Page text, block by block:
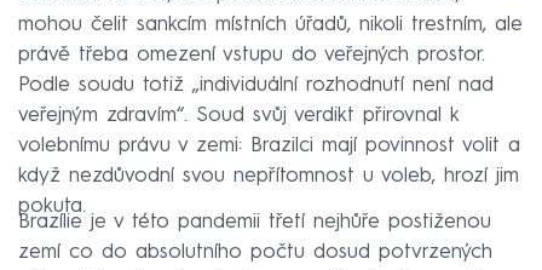
mohou čelit sankcím místních úřadů, nikoli trestním, ale
právě třeba omezení vstupu do veřejných prostor.
Podle soudu totiž „individuální rozhodnutí není nad
veřejným zdravím“. Soud svůj verdikt přirovnal k
volebnímu právu v zemi: Brazilci mají povinnost volit a
když nezdůvodní svou nepřítomnost u voleb, hrozí jim
pokuta.
Brazílie je v této pandemii třetí nejhůře postiženou
zemí co do absolutního počtu dosud potvrzených